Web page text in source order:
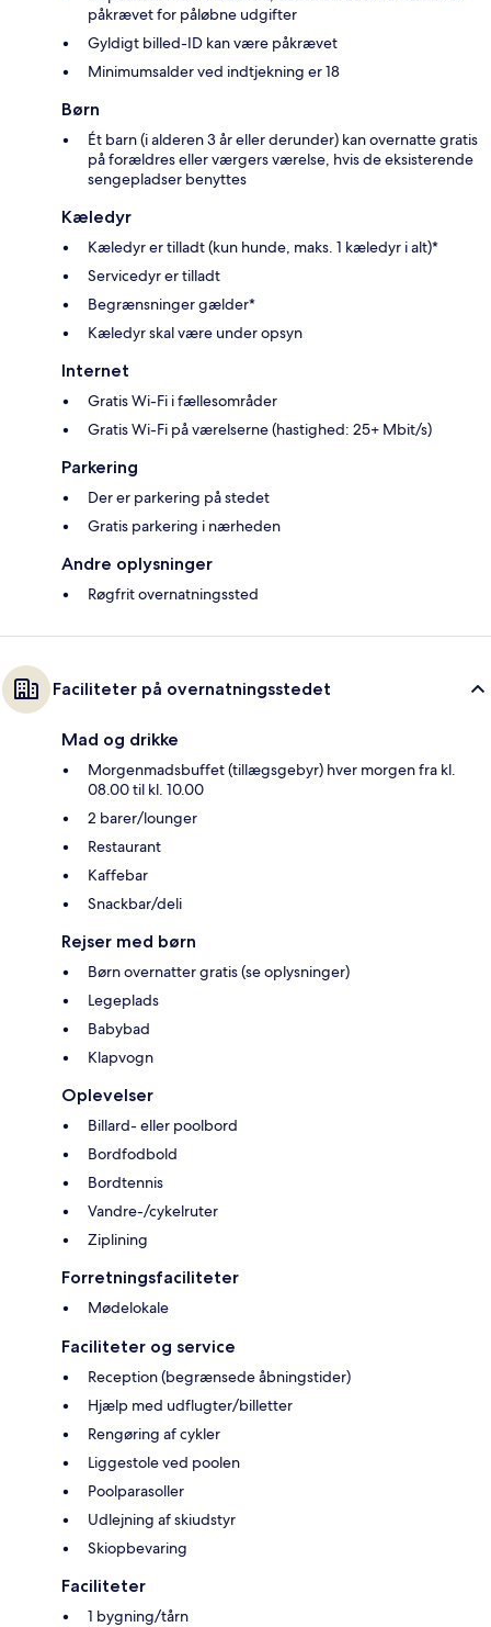
påkrævet for påløbne udgifter
Gyldigt billed-ID kan være påkrævet
Minimumsalder ved indtjekning er 18
Børn
Ét barn (i alderen 3 år eller derunder) kan overnatte gratis
på forældres eller værgers værelse, hvis de eksisterende
sengepladser benyttes
Kæledyr
Kæledyr er tilladt (kun hunde, maks. 1 kæledyr i alt)*
Servicedyr er tilladt
Begrænsninger gælder*
Kæledyr skal være under opsyn
Internet
Gratis Wi-Fi i fællesområder
Gratis Wi-Fi på værelserne (hastighed: 25+ Mbit/s)
Parkering
Der er parkering på stedet
Gratis parkering i nærheden
Andre oplysninger
Røgfrit overnatningssted
Faciliteter på overnatningsstedet
Mad og drikke
Morgenmadsbuffet (tillægsgebyr) hver morgen fra kl.
08.00 til kl. 10.00
2 barer/lounger
Restaurant
Kaffebar
Snackbar/deli
Rejser med børn
Børn overnatter gratis (se oplysninger)
Legeplads
Babybad
Klapvogn
Oplevelser
Billard- eller poolbord
Bordfodbold
Bordtennis
Vandre-/cykelruter
Ziplining
Forretningsfaciliteter
Mødelokale
Faciliteter og service
Reception (begrænsede åbningstider)
Hjælp med udflugter/billetter
Rengøring af cykler
Liggestole ved poolen
Poolparasoller
Udlejning af skiudstyr
Skiopbevaring
Faciliteter
1 bygning/tårn